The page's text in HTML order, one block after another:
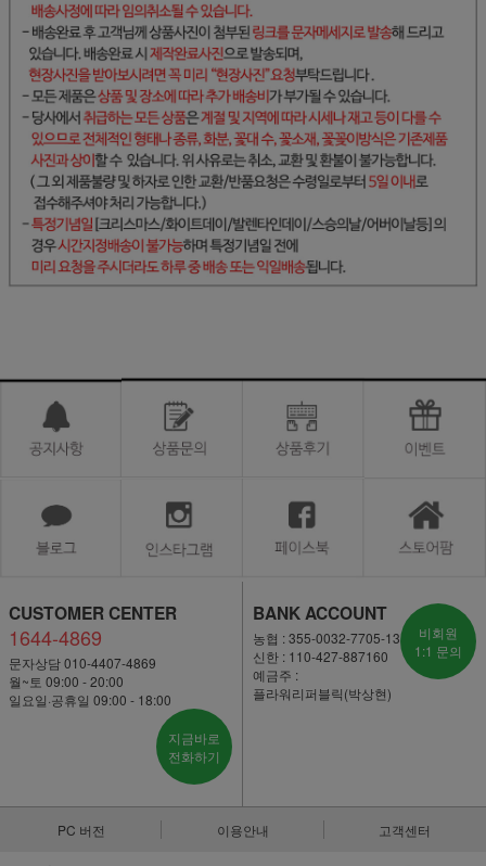
CUSTOMER CENTER
1644-4869
문자상담 010-4407-4869
월~토 09:00 - 20:00
일요일·공휴일 09:00 - 18:00
지금바로
전화하기
BANK ACCOUNT
농협 : 355-0032-7705-13
신한 : 110-427-887160
예금주 :
플라워리퍼블릭(박상현)
비회원
1:1 문의
PC 버전 이용안내 고객센터